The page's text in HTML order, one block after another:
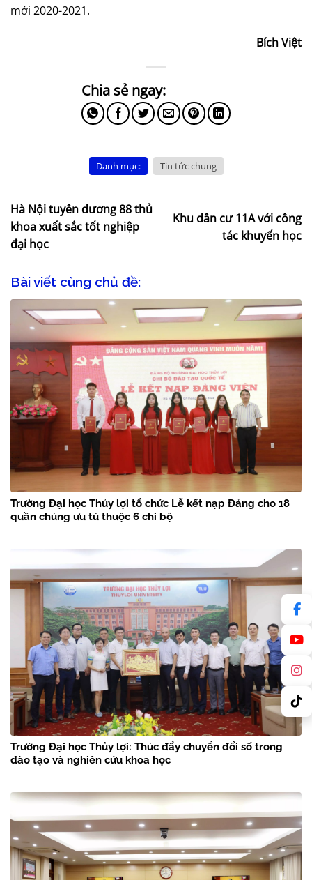
mới 2020-2021.
Bích Việt
Danh mục: Tin tức chung
Hà Nội tuyên dương 88 thủ
khoa xuất sắc tốt nghiệp
đại học
Khu dân cư 11A với công
tác khuyến học
Bài viết cùng chủ đề:
Trường Đại học Thủy lợi tổ chức Lễ kết nạp Đảng cho 18
quần chúng ưu tú thuộc 6 chi bộ
Trường Đại học Thủy lợi: Thúc đẩy chuyển đổi số trong
đào tạo và nghiên cứu khoa học